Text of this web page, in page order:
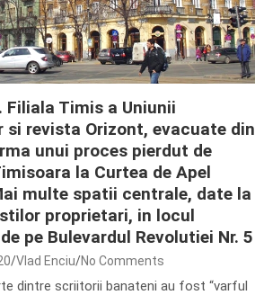
Filiala Timis a Uniunii
si revista Orizont, evacuate din
unui proces pierdut de
la Curtea de Apel
multe spatii centrale, date la
proprietari, in locul
pe Bulevardul Revolutiei Nr. 5
Vlad Enciu No Comments
dintre scriitorii banateni au fost “varful